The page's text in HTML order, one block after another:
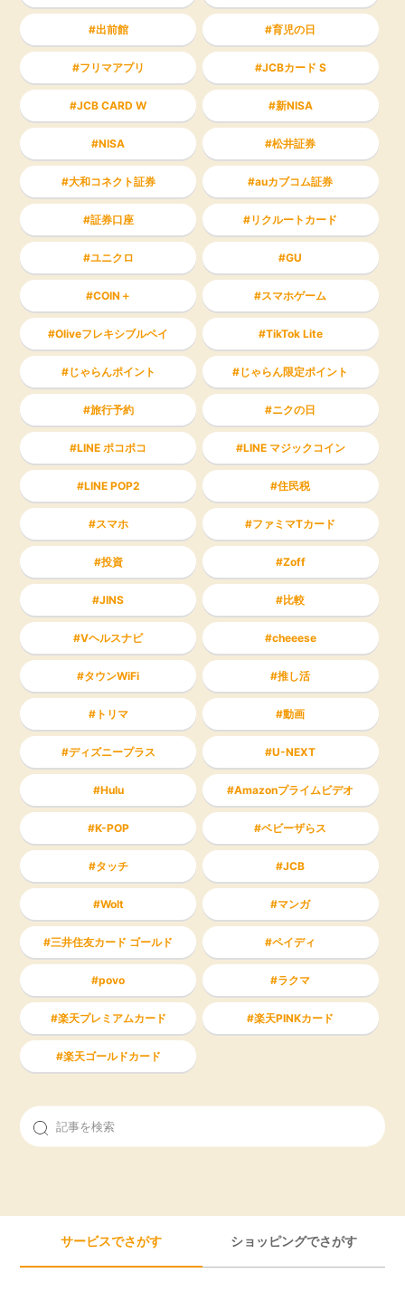
出前館 育児の日
フリマアプリ JCBカード S
JCB CARD W 新NISA
NISA 松井証券
大和コネクト証券 auカブコム証券
証券口座 リクルートカード
ユニクロ GU
COIN＋ スマホゲーム
Oliveフレキシブルペイ TikTok Lite
じゃらんポイント じゃらん限定ポイント
旅行予約 ニクの日
LINE ポコポコ LINE マジックコイン
LINE POP2 住民税
スマホ ファミマTカード
投資 Zoff
JINS 比較
Vヘルスナビ cheeese
タウンWiFi 推し活
トリマ 動画
ディズニープラス U-NEXT
Hulu Amazonプライムビデオ
K-POP ベビーザらス
タッチ JCB
Wolt マンガ
三井住友カード ゴールド ペイディ
povo ラクマ
楽天プレミアムカード 楽天PINKカード
楽天ゴールドカード
サービスでさがす ショッピングでさがす